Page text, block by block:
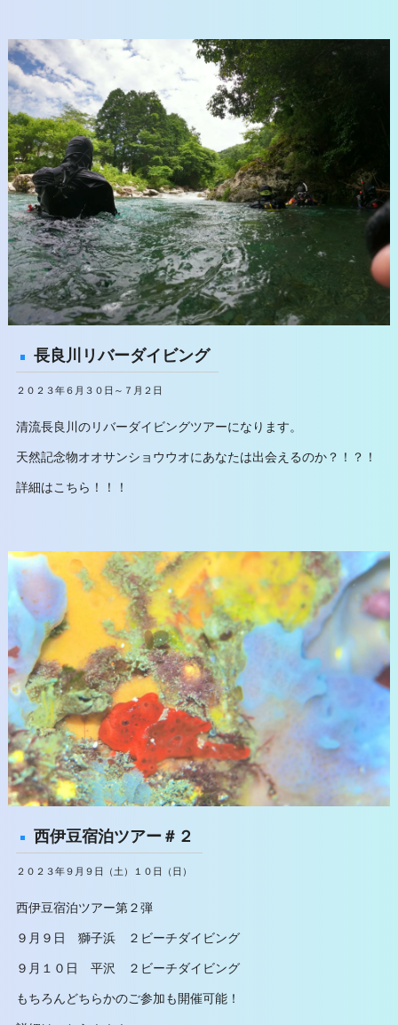
長良川リバーダイビング
２０２３年６月３０日～７月２日
清流長良川のリバーダイビングツアーになります。
天然記念物オオサンショウウオにあなたは出会えるのか？！？！
詳細はこちら！！！
西伊豆宿泊ツアー＃２
２０２３年９月９日（土）１０日（日）
西伊豆宿泊ツアー第２弾
９月９日 獅子浜 ２ビーチダイビング
９月１０日 平沢 ２ビーチダイビング
もちろんどちらかのご参加も開催可能！